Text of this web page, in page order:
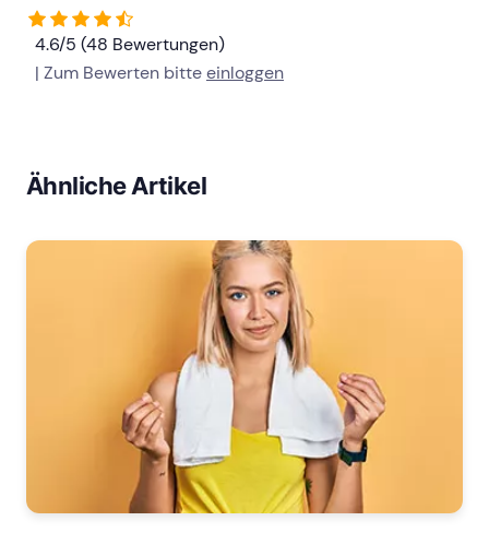
4.6/5 (48 Bewertungen)
| Zum Bewerten bitteeinloggen
Ähnliche Artikel